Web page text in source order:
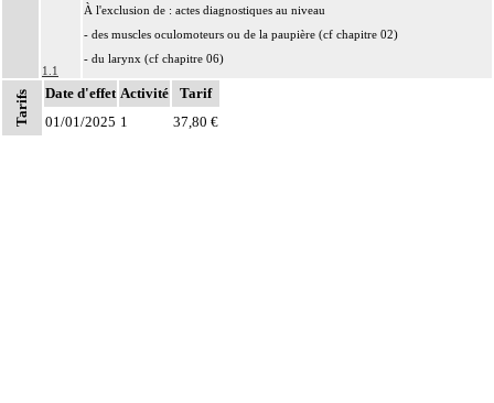
Notes
1.1
À l'exclusion de : actes diagnostiques au niveau
- des muscles oculomoteurs ou de la paupière (cf chapitre 02)
- du larynx (cf chapitre 06)
- du périnée (cf chapitre 08)
- des muscles ptérygoïdiens (cf chapitre 11)
- du diaphragme (cf chapitre 12)
Tarifs Date d'effet Activité
Tarif
01/01/2025 1 37,80 €